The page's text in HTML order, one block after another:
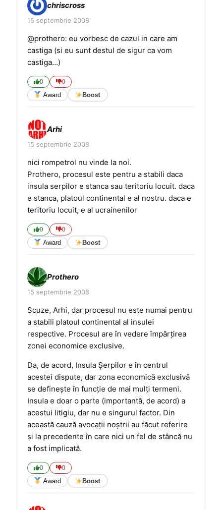
chriscross
15 septembrie 2008
@prothero: eu vorbesc de cazul in care am
castiga (si eu sunt destul de sigur ca vom
castiga…)
0 0
Award Boost
Arhi
15 septembrie 2008
nici rompetrol nu vinde la noi.
Prothero, procesul este pentru a stabili daca
insula serpilor e stanca sau teritoriu locuit. daca
e stanca, platoul continental e al nostru. daca e
teritoriu locuit, e al ucrainenilor
0 0
Award Boost
Prothero
15 septembrie 2008
Scuze, Arhi, dar procesul nu este numai pentru
a stabili platoul continental al insulei
respective. Procesul are în vedere împărţirea
zonei economice exclusive.
Da, de acord, Insula Şerpilor e în centrul
acestei dispute, dar zona economică exclusivă
se defineşte în funcţie de mai mulţi termeni.
Insula e doar o parte (importantă, de acord) a
acestui litigiu, dar nu e singurul factor. Din
această cauză avocaţii noştrii au făcut referire
şi la precedente în care nici un fel de stâncă nu
a fost implicată.
0 0
Award Boost